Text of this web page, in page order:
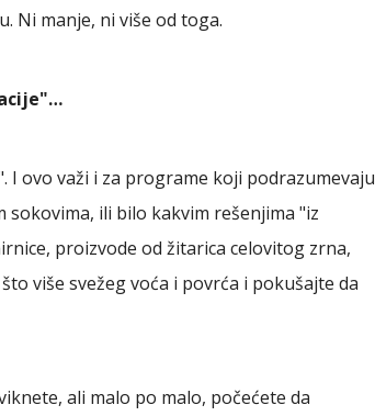
Ni manje, ni više od toga.
ovo važi i za programe koji podrazumevaju
ili bilo kakvim rešenjima "iz
proizvode od žitarica celovitog zrna,
više svežeg voća i povrća i pokušajte da
ali malo po malo, počećete da